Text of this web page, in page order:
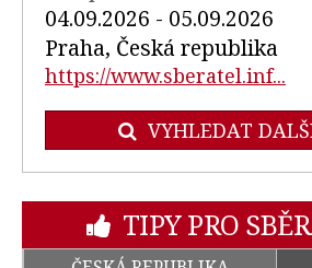
04.09.2026 - 05.09.2026
Praha, Česká republika
https://www.sberatel.inf...
VYHLEDAT
TIPY PRO